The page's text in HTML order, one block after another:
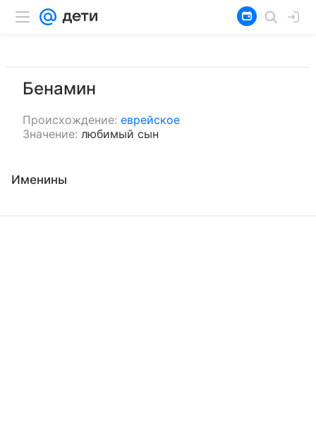
Бенамин
Происхождение: еврейское
Значение: любимый сын
Именины